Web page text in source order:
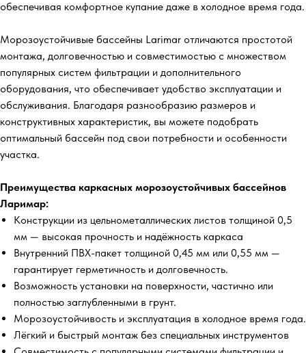
обеспечивая комфортное купание даже в холодное время года.
Морозоустойчивые бассейны Larimar отличаются простотой
монтажа, долговечностью и совместимостью с множеством
популярных систем фильтрации и дополнительного
оборудования, что обеспечивает удобство эксплуатации и
обслуживания. Благодаря разнообразию размеров и
конструктивных характеристик, вы можете подобрать
оптимальный бассейн под свои потребности и особенности
участка.
Преимущества каркасных морозоустойчивых бассейнов
Ларимар:
Конструкции из цельнометаллических листов толщиной 0,5
мм — высокая прочность и надёжность каркаса
Внутренний ПВХ-пакет толщиной 0,45 мм или 0,55 мм —
гарантирует герметичность и долговечность.
Возможность установки на поверхности, частично или
полностью заглубленными в грунт.
Морозоустойчивость и эксплуатация в холодное время года.
Лёгкий и быстрый монтаж без специальных инструментов